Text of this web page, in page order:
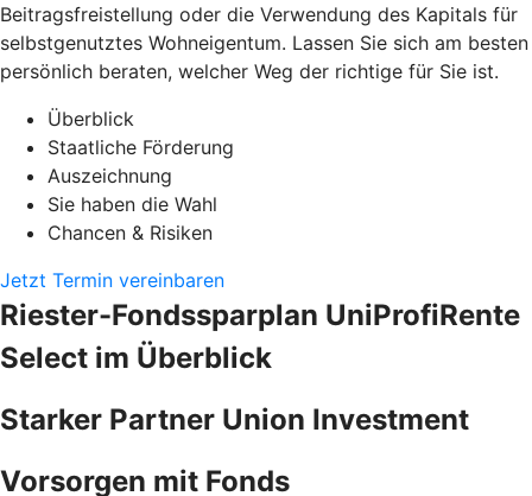
Beitragsfreistellung oder die Verwendung des Kapitals für
selbstgenutztes Wohneigentum. Lassen Sie sich am besten
persönlich beraten, welcher Weg der richtige für Sie ist.
Überblick
Staatliche Förderung
Auszeichnung
Sie haben die Wahl
Chancen & Risiken
Jetzt Termin vereinbaren
Riester-Fondssparplan UniProfiRente
Select im Überblick
Starker Partner Union Investment
Vorsorgen mit Fonds